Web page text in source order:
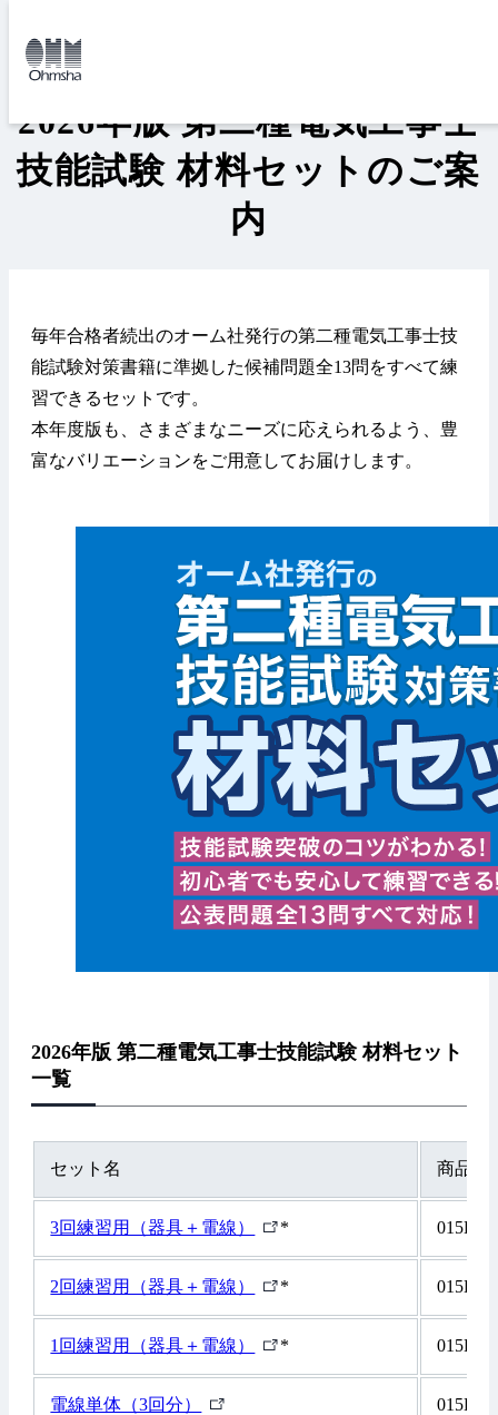
トップ
2026年版 第二種電気工事士
技能試験 材料セットのご案
内
毎年合格者続出のオーム社発行の第二種電気工事士技
能試験対策書籍に準拠した候補問題全13問をすべて練
習できるセットです。
本年度版も、さまざまなニーズに応えられるよう、豊
富なバリエーションをご用意してお届けします。
2026年版 第二種電気工事士技能試験 材料セット
一覧
セット名 商品コ
3回練習用（器具＋電線）
外
ン
ク
*
2回練習用（器具＋電線）
外
ン
ク
*
1回練習用（器具＋電線）
外
*
電線単体（3回分）
外